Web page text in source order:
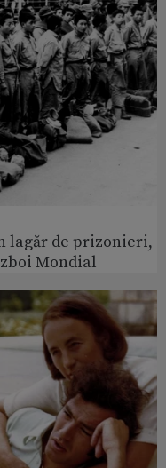
lagăr de prizonieri,
Mondial